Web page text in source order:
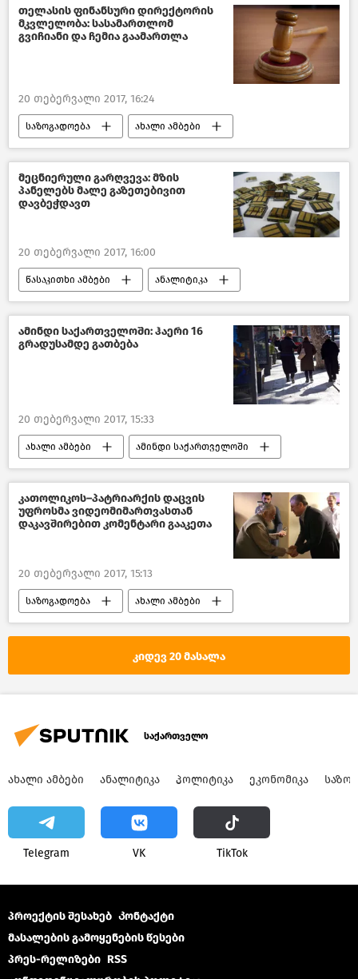
საქართველო
ქართველი ცნობადი სახეები
თელასის ფინანსური დირექტორის
მკვლელობა: სასამართლომ
გვიჩიანი და ჩემია გაამართლა
20 თებერვალი 2017, 16:24
საზოგადოება ახალი ამბები
საქართველო
მეცნიერული გარღვევა: მზის
პანელებს მალე გაზეთებივით
დავბეჭდავთ
20 თებერვალი 2017, 16:00
წასაკითხი ამბები ანალიტიკა
მიმოხილვები
ამინდი საქართველოში: ჰაერი 16
გრადუსამდე გათბება
20 თებერვალი 2017, 15:33
ახალი ამბები ამინდი საქართველოში
საქართველო
კათოლიკოს–პატრიარქის დაცვის
უფროსმა ვიდეომიმართვასთან
დაკავშირებით კომენტარი გააკეთა
20 თებერვალი 2017, 15:13
საზოგადოება ახალი ამბები
სკანდალი საქართველოს საპატრიარქოში–2018
კიდევ 20 მასალა
საქართველო
ᲐᲮᲐᲚᲘ ᲐᲛᲑᲔᲑᲘ ᲐᲜᲐᲚᲘᲢᲘᲙᲐ ᲞᲝᲚᲘᲢᲘᲙᲐ ᲔᲙᲝᲜᲝᲛᲘᲙᲐ
Telegram VK ТikТоk
პროექტის შესახებ Კონტაქტი
მასალების გამოყენების წესები
პრეს-რელიზები RSS